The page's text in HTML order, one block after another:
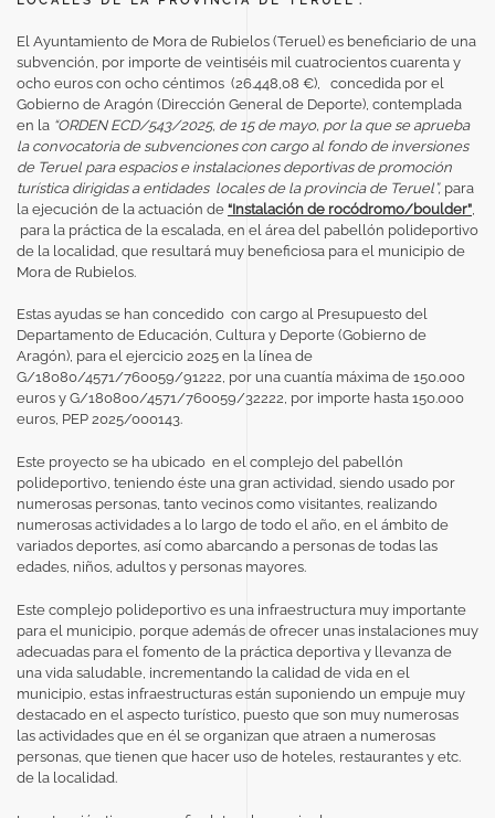
El Ayuntamiento de Mora de Rubielos (Teruel) es beneficiario de una
subvención, por importe de veintiséis mil cuatrocientos cuarenta y
ocho euros con ocho céntimos (26.448,08 €), concedida por el
Gobierno de Aragón (Dirección General de Deporte), contemplada
en la “ORDEN ECD/543/2025, de 15 de mayo, por la que se aprueba
la convocatoria de subvenciones con cargo al fondo de inversiones
de Teruel para espacios e instalaciones deportivas de promoción
turística dirigidas a entidades locales de la provincia de Teruel”, para
la ejecución de la actuación de “Instalación de rocódromo/boulder”
para la práctica de la escalada, en el área del pabellón polideportivo
de la localidad, que resultará muy beneficiosa para el municipio de
Mora de Rubielos.
Estas ayudas se han concedido con cargo al Presupuesto del
Departamento de Educación, Cultura y Deporte (Gobierno de
Aragón), para el ejercicio 2025 en la línea de
G/18080/4571/760059/91222, por una cuantía máxima de 150.000
euros y G/180800/4571/760059/32222, por importe hasta 150.000
euros, PEP 2025/000143.
Este proyecto se ha ubicado en el complejo del pabellón
polideportivo, teniendo éste una gran actividad, siendo usado por
numerosas personas, tanto vecinos como visitantes, realizando
numerosas actividades a lo largo de todo el año, en el ámbito de
variados deportes, así como abarcando a personas de todas las
edades, niños, adultos y personas mayores.
Este complejo polideportivo es una infraestructura muy importante
para el municipio, porque además de ofrecer unas instalaciones muy
adecuadas para el fomento de la práctica deportiva y llevanza de
una vida saludable, incrementando la calidad de vida en el
municipio, estas infraestructuras están suponiendo un empuje muy
destacado en el aspecto turístico, puesto que son muy numerosas
las actividades que en él se organizan que atraen a numerosas
personas, que tienen que hacer uso de hoteles, restaurantes y etc.
de la localidad.